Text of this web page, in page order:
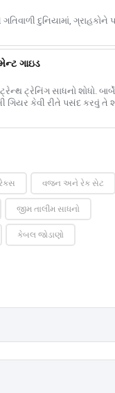
દુનિયામાં, ગ્રાહકોને
ગાઇડ
ટ્રેનિંગ સાધનો શોધો.
ગિયર કેવી રીતે પસંદ કરવું તે
વજન અને રેક સેટ
જીમ તાલીમ સાધનો
કેબલ જોડાણો